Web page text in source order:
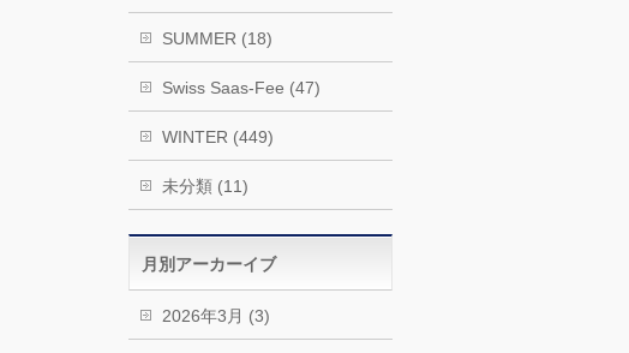
SUMMER (18)
Swiss Saas-Fee (47)
WINTER (449)
未分類 (11)
月別アーカーイブ
2026年3月 (3)